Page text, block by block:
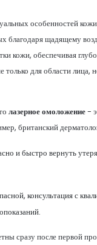
особенностей
благодаря щадящему
кожи, обеспечивая
для области лица,
лазерное омоложение-
британский
и быстро вернуть
консультация с
сразу после первой